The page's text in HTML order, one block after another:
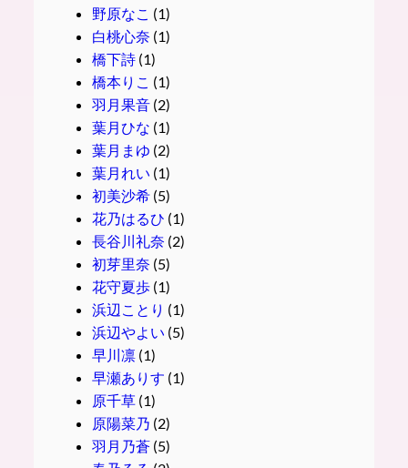
野原なこ (1)
白桃心奈 (1)
橋下詩(1)
橋本りこ (1)
羽月果音(2)
葉月ひな (1)
葉月まゆ (2)
葉月れい (1)
初美沙希(5)
花乃はるひ (1)
長谷川礼奈 (2)
初芽里奈 (5)
花守夏歩(1)
浜辺ことり (1)
浜辺やよい (5)
早川凛(1)
早瀬ありす (1)
原千草 (1)
原陽菜乃 (2)
羽月乃蒼(5)